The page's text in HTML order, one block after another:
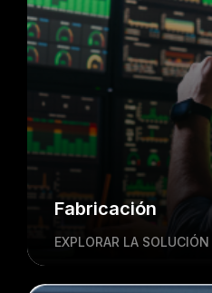
Fabricación
EXPLORAR LA SOLUCIÓN